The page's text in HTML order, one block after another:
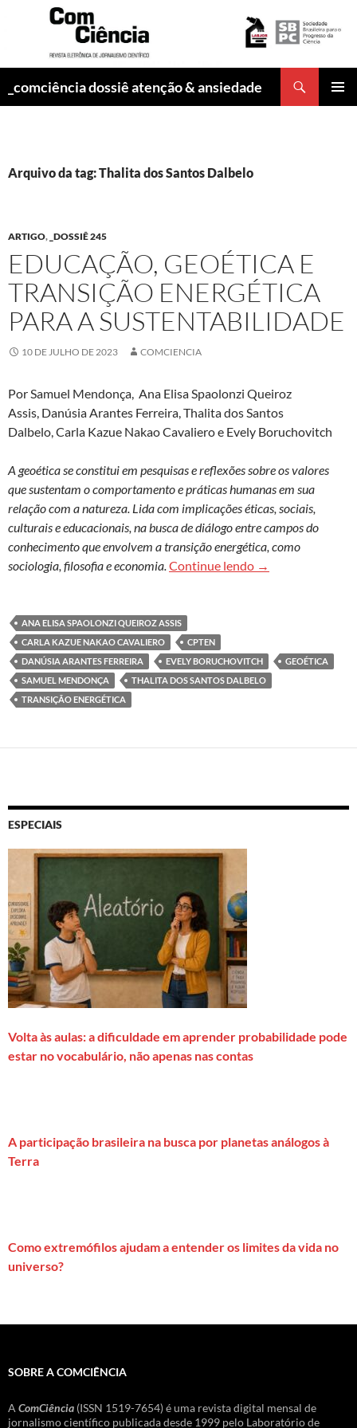
_comciência dossiê atenção & ansiedade
Arquivo da tag: Thalita dos Santos Dalbelo
ARTIGO, _DOSSIÊ 245
EDUCAÇÃO, GEOÉTICA E
TRANSIÇÃO ENERGÉTICA
PARA A SUSTENTABILIDADE
10 DE JULHO DE 2023 COMCIENCIA
Por Samuel Mendonça, Ana Elisa Spaolonzi Queiroz
Assis, Danúsia Arantes Ferreira, Thalita dos Santos
Dalbelo, Carla Kazue Nakao Cavaliero e Evely Boruchovitch
A geoética se constitui em pesquisas e reflexões sobre os valores
que sustentam o comportamento e práticas humanas em sua
relação com a natureza. Lida com implicações éticas, sociais,
culturais e educacionais, na busca de diálogo entre campos do
conhecimento que envolvem a transição energética, como
sociologia, filosofia e economia.Continue lendo Educação,
→
ANA ELISA SPAOLONZI QUEIROZ ASSIS
CARLA KAZUE NAKAO CAVALIERO
CPTEN
DANÚSIA ARANTES FERREIRA
EVELY BORUCHOVITCH
GEOÉTICA
SAMUEL MENDONÇA
THALITA DOS SANTOS DALBELO
TRANSIÇÃO ENERGÉTICA
ESPECIAIS
Volta às aulas: a dificuldade em aprender probabilidade pode
estar no vocabulário, não apenas nas contas
A participação brasileira na busca por planetas análogos à
Terra
Como extremófilos ajudam a entender os limites da vida no
universo?
SOBRE A COMCIÊNCIA
A ComCiência (ISSN 1519-7654) é uma revista digital mensal de
jornalismo científico publicada desde 1999 pelo Laboratório de